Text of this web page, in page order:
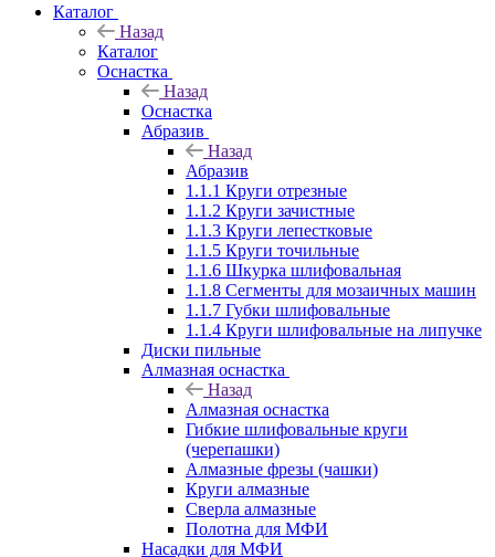
Каталог
Назад
Каталог
Оснастка
Назад
Оснастка
Абразив
Назад
Абразив
1.1.1 Круги отрезные
1.1.2 Круги зачистные
1.1.3 Круги лепестковые
1.1.5 Круги точильные
1.1.6 Шкурка шлифовальная
1.1.8 Сегменты для мозаичных машин
1.1.7 Губки шлифовальные
1.1.4 Круги шлифовальные на липучке
Диски пильные
Алмазная оснастка
Назад
Алмазная оснастка
Гибкие шлифовальные круги
(черепашки)
Алмазные фрезы (чашки)
Круги алмазные
Сверла алмазные
Полотна для МФИ
Насадки для МФИ